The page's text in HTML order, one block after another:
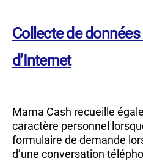
Collecte de
d’Internet
Mama Cash recueille
caractère personnel
formulaire de demande
d’une conversation